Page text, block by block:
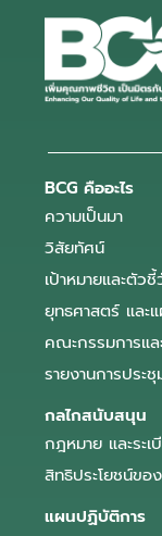
BCG คืออะไร
ความเป็นมา
วิสัยทัศน์
เป้าหมายและตัว
ยุทธศาสตร์ และ
คณะกรรมการแ
รายงานการประชุ
กลไกสนับสนุน
กฎหมาย และระเ
สิทธิประโยชน์ขอ
แผนปฏิบัติการ